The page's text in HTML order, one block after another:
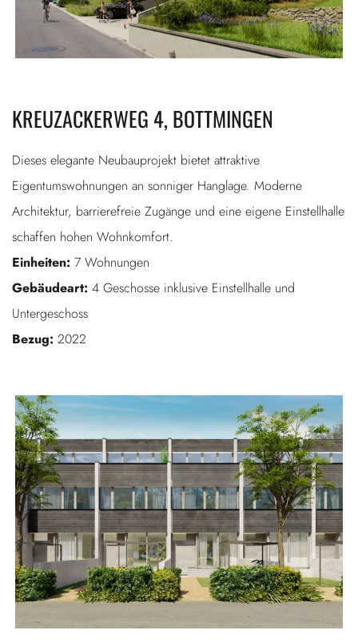
KREUZACKERWEG 4, BOTTMINGEN
Dieses elegante Neubauprojekt bietet attraktive
Eigentumswohnungen an sonniger Hanglage. Moderne
Architektur, barrierefreie Zugänge und eine eigene Einstellhalle
schaffen hohen Wohnkomfort.
Einheiten: 7 Wohnungen
Gebäudeart: 4 Geschosse inklusive Einstellhalle und
Untergeschoss
Bezug: 2022